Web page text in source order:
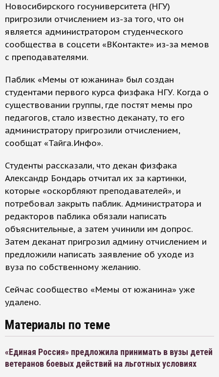
Новосибирского госуниверситета (НГУ)
пригрозили отчислением из-за того, что он
является администратором студенческого
сообщества в соцсети «ВКонтакте» из-за мемов
с преподавателями.
Паблик «Мемы от южанина» был создан
студентами первого курса физфака НГУ. Когда о
существовании группы, где постят мемы про
педагогов, стало известно деканату, то его
администратору пригрозили отчислением,
сообщат «Тайга.Инфо».
Студенты рассказали, что декан физфака
Александр Бондарь отчитал их за картинки,
которые «оскорбляют преподавателей», и
потребовал закрыть паблик. Администратора и
редакторов паблика обязали написать
объяснительные, а затем учинили им допрос.
Затем деканат пригрозил админу отчислением и
предложили написать заявление об уходе из
вуза по собственному желанию.
Сейчас сообщество «Мемы от южанина» уже
удалено.
Материалы по теме
«Единая Россия» предложила принимать в вузы детей
ветеранов боевых действий на льготных условиях